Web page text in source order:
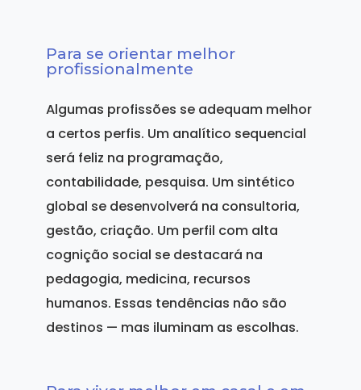
Para se orientar melhor
profissionalmente
Algumas profissões se adequam melhor
a certos perfis. Um analítico sequencial
será feliz na programação,
contabilidade, pesquisa. Um sintético
global se desenvolverá na consultoria,
gestão, criação. Um perfil com alta
cognição social se destacará na
pedagogia, medicina, recursos
humanos. Essas tendências não são
destinos — mas iluminam as escolhas.